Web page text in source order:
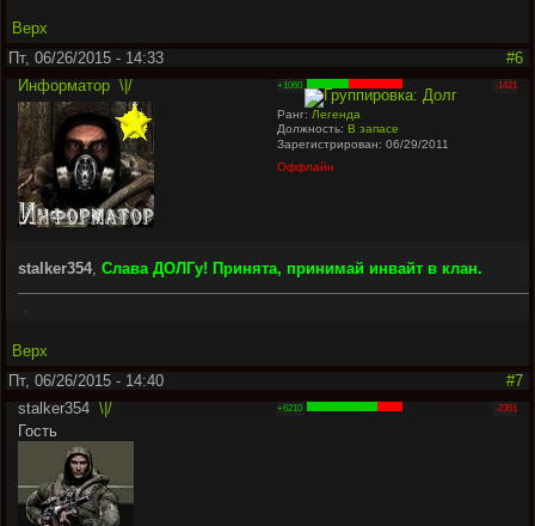
Верх
Пт, 06/26/2015 - 14:33
#6
Информатор \|/ +1060 -1421
Ранг:Легенда
Должность: В запасе
Зарегистрирован: 06/29/2011
Оффлайн
stalker354, Слава ДОЛГу! Принята, принимай инвайт в клан.
Верх
Пт, 06/26/2015 - 14:40
#7
stalker354 \|/
Гость
+6210 -2361